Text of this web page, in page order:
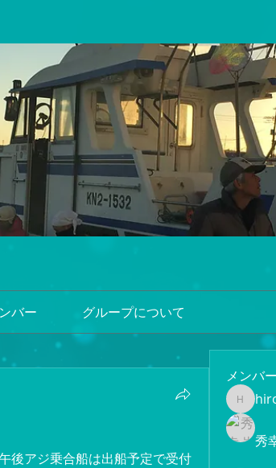
バー グループについて
後アジ乗合船は出船予定で受付
メンバ
秀